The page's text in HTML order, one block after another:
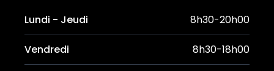
Lundi - Jeudi 8h30-20h00
Vendredi 8h30-18h00